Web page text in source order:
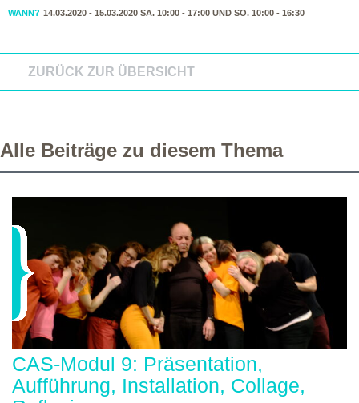
WANN? 14.03.2020 - 15.03.2020 SA. 10:00 - 17:00 UND SO. 10:00 - 16:30
ZURÜCK ZUR ÜBERSICHT
Alle Beiträge zu diesem Thema
CAS-Modul 9: Präsentation,
Aufführung, Installation, Collage,